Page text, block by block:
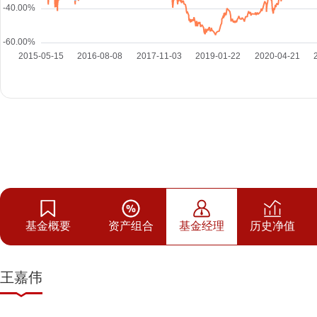
基金概要 资产组合 基金经理 历史净值
王嘉伟